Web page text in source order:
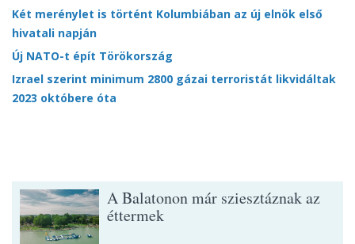
Két merénylet is történt Kolumbiában az új elnök első
hivatali napján
Új NATO-t épít Törökország
Izrael szerint minimum 2800 gázai terroristát likvidáltak
2023 októbere óta
A Balatonon már sziesztáznak az
éttermek